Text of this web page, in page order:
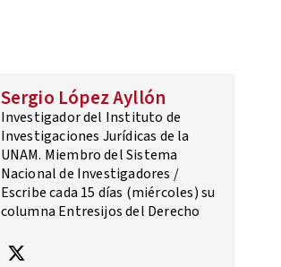
Sergio López Ayllón
Investigador del Instituto de
Investigaciones Jurídicas de la
UNAM. Miembro del Sistema
Nacional de Investigadores /
Escribe cada 15 días (miércoles) su
columna Entresijos del Derecho